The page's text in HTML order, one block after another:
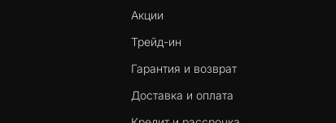
Акции
Трейд-ин
Гарантия и возврат
Доставка и оплата